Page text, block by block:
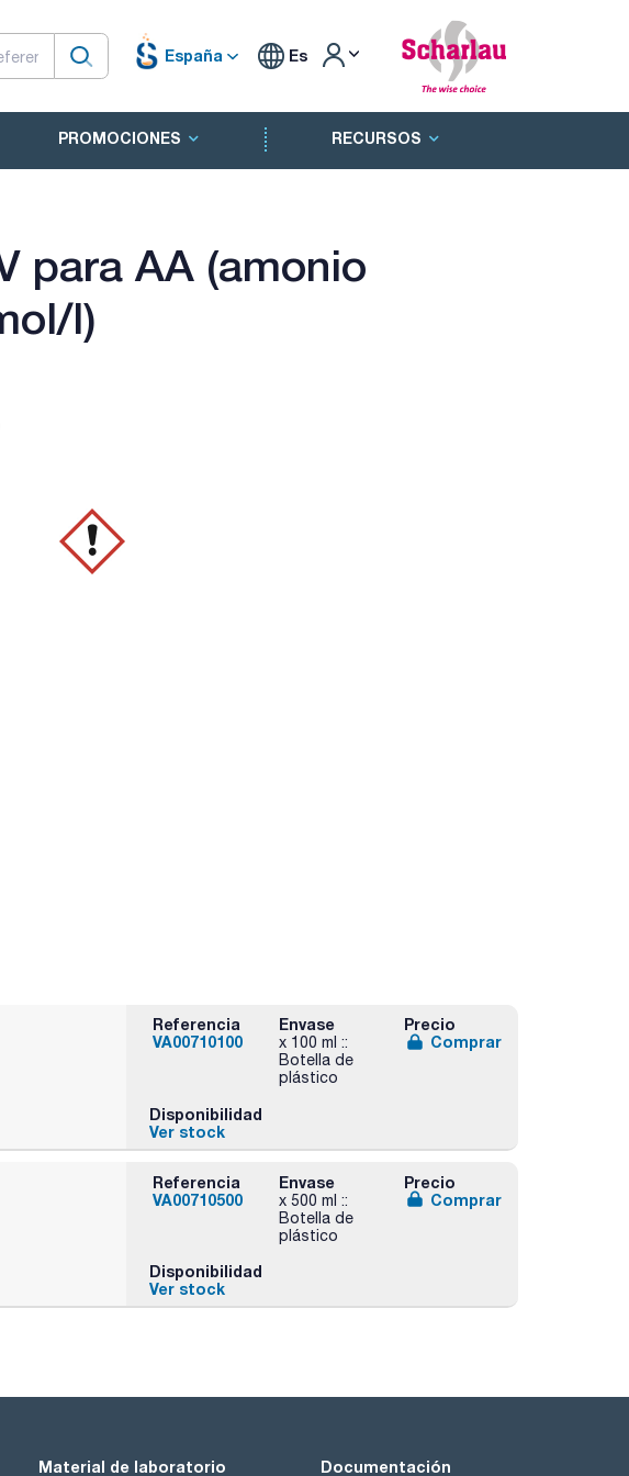
España Es
PROMOCIONES RECURSOS
para AA (amonio
l)
Referencia
VA00710100
Envase
x 100 ml ::
Botella de
plástico
Precio
Comprar
Disponibilidad
Ver stock
Referencia
VA00710500
Envase
x 500 ml ::
Botella de
plástico
Precio
Comprar
Disponibilidad
Ver stock
Material de laboratorio Documentación